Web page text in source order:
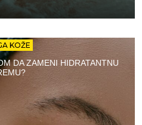
KOŽE
DA ZAMENI HIDRATANTNU